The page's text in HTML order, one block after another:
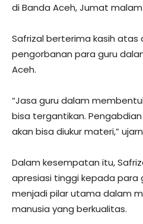
di Banda Aceh, Jumat
Safrizal berterima kasih atas
pengorbanan para guru
Aceh.
“Jasa guru dalam
bisa tergantikan.
akan bisa diukur materi,”
Dalam kesempatan itu,
apresiasi tinggi kepada para
menjadi pilar utama dalam
manusia yang berkualitas.